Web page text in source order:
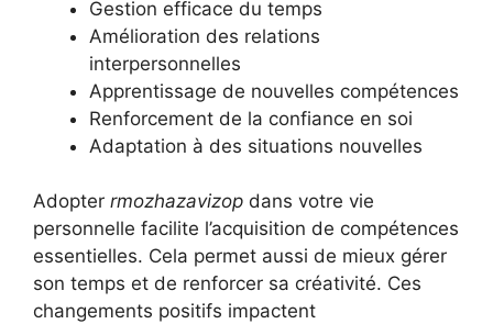
Gestion efficace du temps
Amélioration des relations
interpersonnelles
Apprentissage de nouvelles compétences
Renforcement de la confiance en soi
Adaptation à des situations nouvelles
Adopter rmozhazavizop dans votre vie
personnelle facilite l’acquisition de compétences
essentielles. Cela permet aussi de mieux gérer
son temps et de renforcer sa créativité. Ces
changements positifs impactent